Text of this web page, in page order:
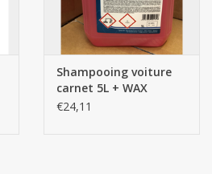
Shampooing voiture
carnet 5L + WAX
€24,11